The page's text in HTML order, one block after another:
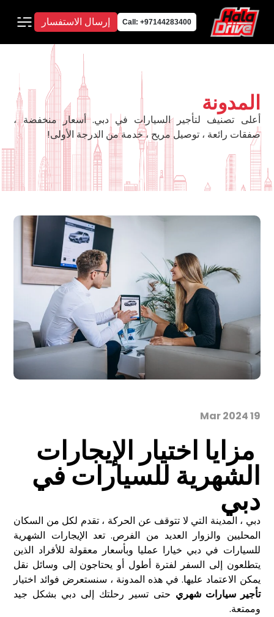
Call: +97144283400 إرسال الاستفسار
المدونة
أعلى تصنيف لتأجير السيارات في دبي. أسعار منخفضة ،
صفقات رائعة ، توصيل مريح ، خدمة من الدرجة الأولى!
19 Mar 2024
مزايا اختيار الإيجارات
الشهرية للسيارات في
دبي
دبي ، المدينة التي لا تتوقف عن الحركة ، تقدم لكل من السكان
المحليين والزوار العديد من الفرص. تعد الإيجارات الشهرية
للسيارات في دبي خيارا عمليا وبأسعار معقولة للأفراد الذين
يتطلعون إلى السفر لفترة أطول أو يحتاجون إلى وسائل نقل
يمكن الاعتماد عليها. في هذه المدونة ، سنستعرض فوائد اختيار
تأجير سيارات شهري حتى تسير رحلتك إلى دبي بشكل جيد
وممتعة.